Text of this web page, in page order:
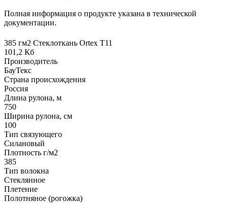
Полная информация о продукте указана в технической
документации.
385 гм2 Стеклоткань Ortex Т11
101,2 Кб
Производитель
БауТекс
Страна происхождения
Россия
Длина рулона, м
750
Ширина рулона, см
100
Тип связующего
Силановый
Плотность г/м2
385
Тип волокна
Стеклянное
Плетение
Полотняное (рогожка)